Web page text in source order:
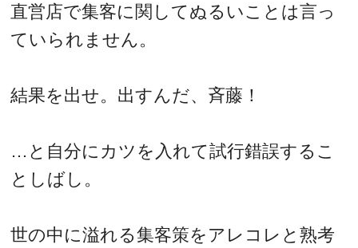
直営店で集客に関してぬるいことは言っ
ていられません。
結果を出せ。出すんだ、斉藤！
…と自分にカツを入れて試行錯誤するこ
としばし。
世の中に溢れる集客策をアレコレと熟考